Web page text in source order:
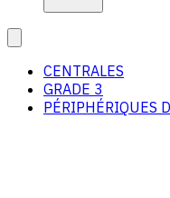
CENTRALES
GRADE 3
PÉRIPHÉRIQUES